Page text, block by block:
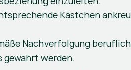
Kästchen
Nachverfolgung
werden.